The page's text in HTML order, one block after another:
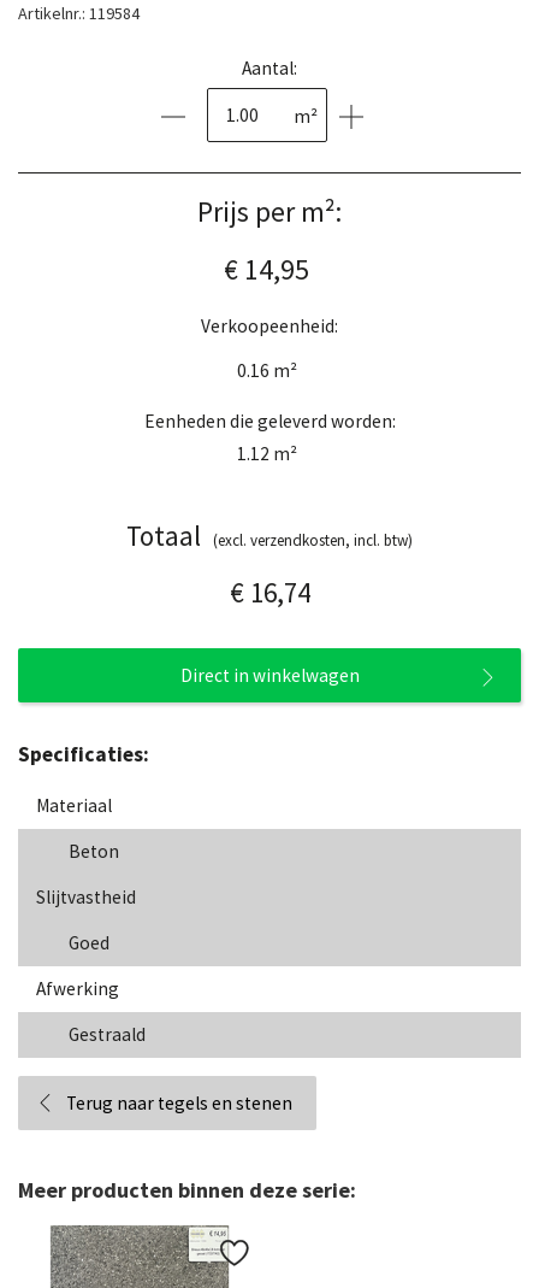
Artikelnr.: 119584
Aantal:
m²
Prijs per m²:
€ 14,95
Verkoopeenheid:
0.16 m²
Eenheden die geleverd worden:
1.12 m²
Totaal (excl. verzendkosten, incl. btw)
€ 16,74
Direct in winkelwagen
Specificaties:
Materiaal
Beton
Slijtvastheid
Goed
Afwerking
Gestraald
Terug naar tegels en stenen
Meer producten binnen deze serie: